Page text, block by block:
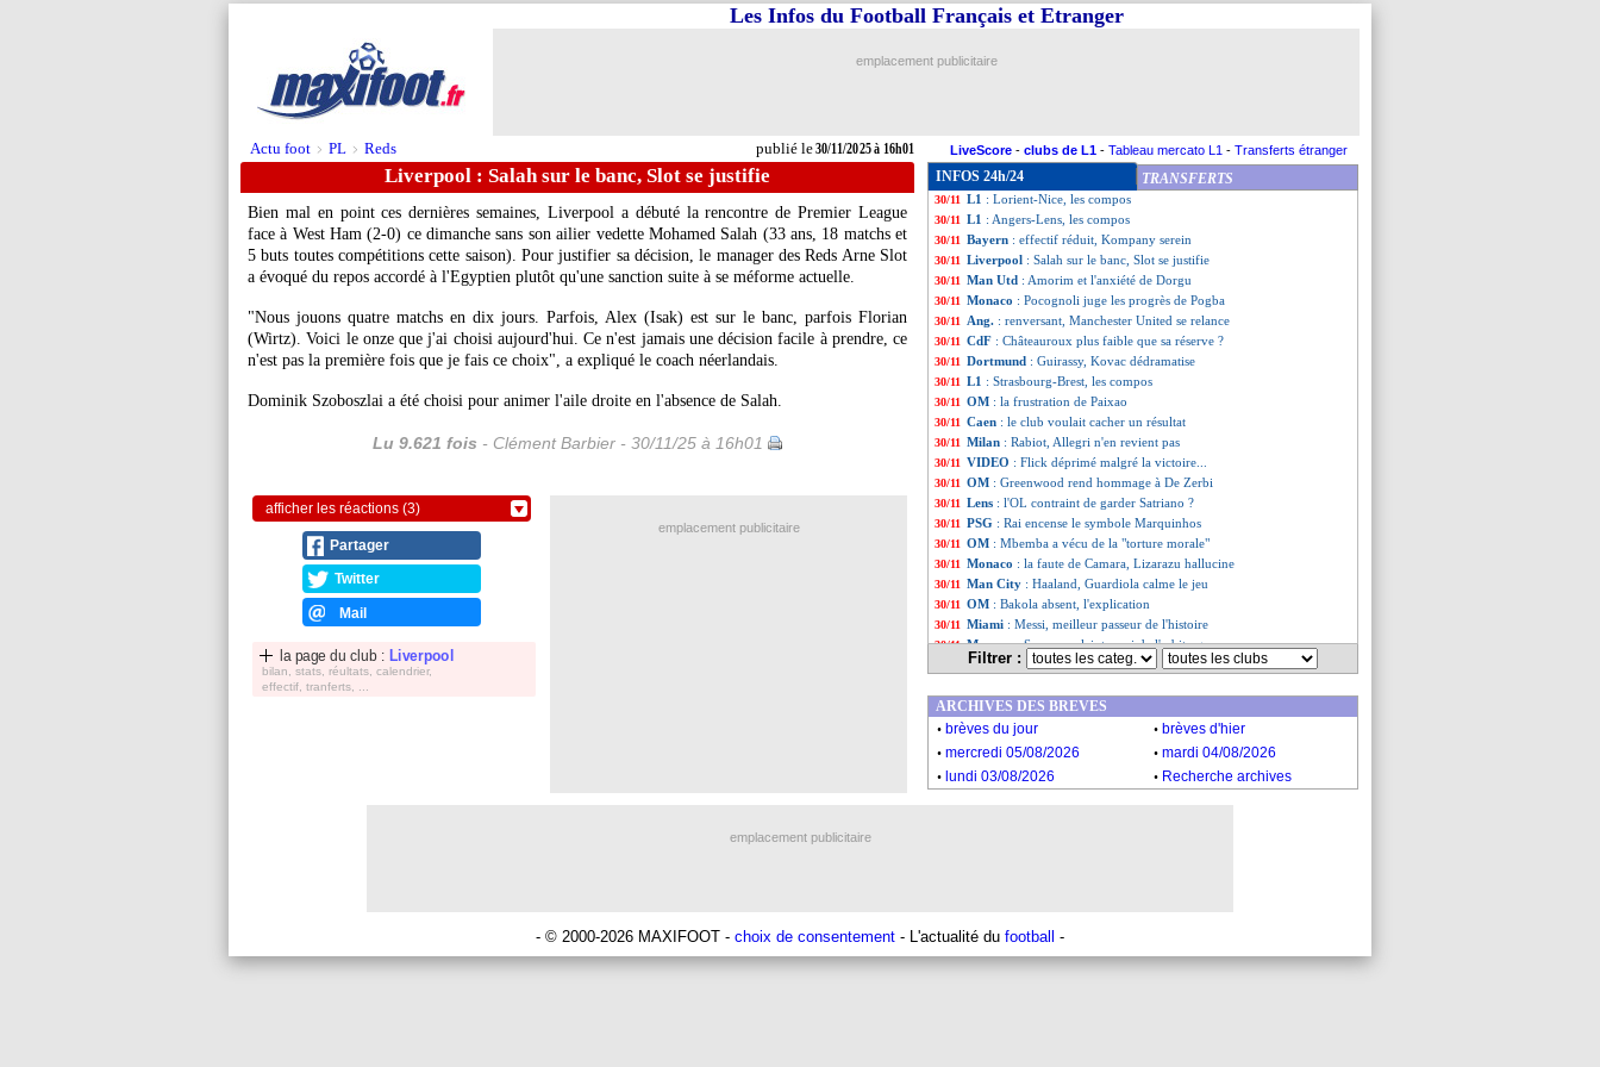
Actu foot > PL > Reds publié le30/11/2025 à 16h01
Les Infos du Football Français et Etranger
emplacement publicitaire
LiveScore - clubs de L1 - Tableau mercato L1 - Transferts étranger
Liverpool : Salah sur le banc, Slot se justifie
Bien mal en point ces dernières semaines, Liverpool a débuté la rencontre de Premier League
face à West Ham (2-0) ce dimanche sans son ailier vedette Mohamed Salah (33 ans, 18 matchs et
5 buts toutes compétitions cette saison). Pour justifier sa décision, le manager des Reds Arne Slot
a évoqué du repos accordé à l'Egyptien plutôt qu'une sanction suite à se méforme actuelle.
"Nous jouons quatre matchs en dix jours. Parfois, Alex (Isak) est sur le banc, parfois Florian
(Wirtz). Voici le onze que j'ai choisi aujourd'hui. Ce n'est jamais une décision facile à prendre, ce
n'est pas la première fois que je fais ce choix", a expliqué le coach néerlandais.
Dominik Szoboszlai a été choisi pour animer l'aile droite en l'absence de Salah.
Lu 9.621 fois - Clément Barbier - 30/11/25 à 16h01
afficher les réactions (3)
Partager
Twitter
Mail
la page du club : Liverpool
bilan, stats, réultats, calendrier,
effectif, tranferts, ...
INFOS 24h/24 TRANSFERTS
30/11 OM: Greenwood assume ses ambitions
30/11 Chelsea
30/11 PSG: prolongation à l'étude pour Doué
30/11 L1: Le Havre-Lille, les compos
30/11 L1 : Lorient-Nice, les compos
30/11 L1 : Angers-Lens, les compos
30/11 Bayern : effectif réduit, Kompany serein
30/11 Liverpool : Salah sur le banc, Slot se justifie
30/11 Man Utd : Amorim et l'anxiété de Dorgu
30/11 Monaco : Pocognoli juge les progrès de Pogba
30/11 Ang. : renversant, Manchester United se relance
30/11 CdF : Châteauroux plus faible que sa réserve ?
30/11 Dortmund : Guirassy, Kovac dédramatise
30/11 L1 : Strasbourg-Brest, les compos
30/11 OM : la frustration de Paixao
30/11 Caen : le club voulait cacher un résultat
30/11 Milan : Rabiot, Allegri n'en revient pas
30/11 VIDEO : Flick déprimé malgré la victoire...
30/11 OM : Greenwood rend hommage à De Zerbi
30/11 Lens : l'OL contraint de garder Satriano ?
30/11 PSG : Rai encense le symbole Marquinhos
30/11 OM : Mbemba a vécu de la "torture morale"
30/11 Monaco : la faute de Camara, Lizarazu hallucine
30/11 Man City : Haaland, Guardiola calme le jeu
30/11 OM : Bakola absent, l'explication
30/11 Miami : Messi, meilleur passeur de l'histoire
30/11 Monaco: Scuro se plaint aussi de l'arbitrage
PSG: plus de peur que de mal pour Chevalier
30/11 Monaco : l'échange de Pogba avec les fans
30/11 Miami: Messi décisif, le club en finale
PSG: l'arbitrage, le club ne digère pas...
... Liste des brèves du sam. 29 novembre 2025
Filtrer :
emplacement publicitaire
ARCHIVES DES BREVES
. brèves du jour . brèves d'hier
. mercredi 05/08/2026 . mardi 04/08/2026
. lundi 03/08/2026 . Recherche archives
emplacement publicitaire
- © 2000-2026 MAXIFOOT - choix de consentement - L'actualité du football -